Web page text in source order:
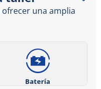
una amplia
Batería